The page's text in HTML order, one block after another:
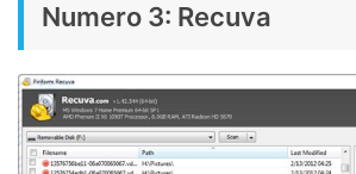
Numero 3: Recuva